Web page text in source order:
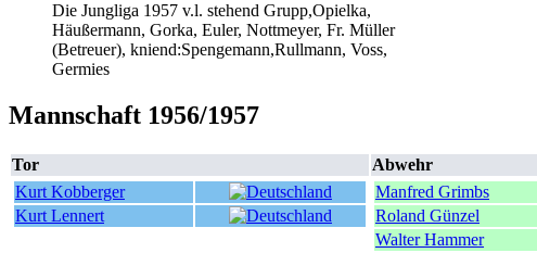
Die Jungliga 1957 v.l. stehend Grupp,Opielka,
Häußermann, Gorka, Euler, Nottmeyer, Fr. Müller
(Betreuer), kniend:Spengemann,Rullmann, Voss,
Germies
Mannschaft 1956/1957
Tor Abwehr
Kurt Kobberger
Kurt Lennert
Manfred Grimbs
Roland Günzel
Walter Hammer